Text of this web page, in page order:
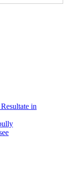
in